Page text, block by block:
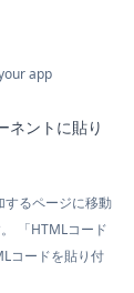
app
ントに貼り
するページに移動
「HTMLコード
コードを貼り付